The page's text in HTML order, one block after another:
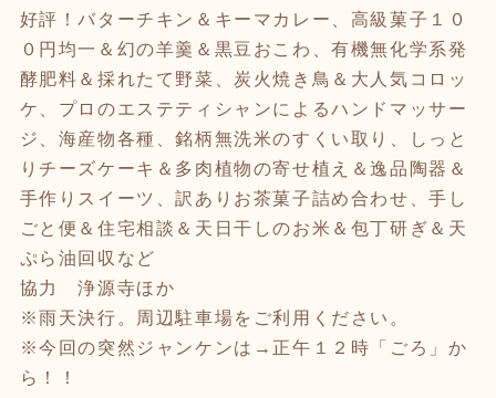
好評！バターチキン＆キーマカレー、高級菓子１０
０円均一＆幻の羊羹＆黒豆おこわ、有機無化学系発
酵肥料＆採れたて野菜、炭火焼き鳥＆大人気コロッ
ケ、プロのエステティシャンによるハンドマッサー
ジ、海産物各種、銘柄無洗米のすくい取り、しっと
りチーズケーキ＆多肉植物の寄せ植え＆逸品陶器＆
手作りスイーツ、訳ありお茶菓子詰め合わせ、手し
ごと便＆住宅相談＆天日干しのお米＆包丁研ぎ＆天
ぷら油回収など
協力 浄源寺ほか
※雨天決行。周辺駐車場をご利用ください。
※今回の突然ジャンケンは→正午１２時「ごろ」か
ら！！